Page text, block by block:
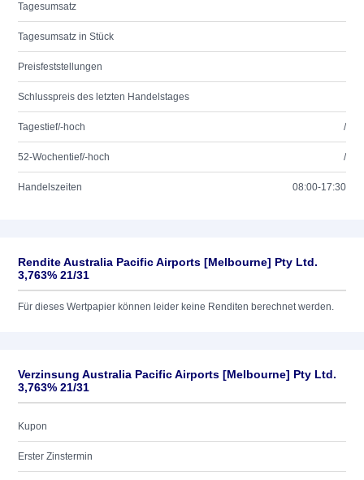
Tagesumsatz
Tagesumsatz in Stück
Preisfeststellungen
Schlusspreis des letzten Handelstages
Tagestief/-hoch /
52-Wochentief/-hoch /
Handelszeiten 08:00-17:30
Rendite Australia Pacific Airports [Melbourne] Pty Ltd.
3,763% 21/31
Für dieses Wertpapier können leider keine Renditen berechnet werden.
Verzinsung Australia Pacific Airports [Melbourne] Pty Ltd.
3,763% 21/31
Kupon
Erster Zinstermin